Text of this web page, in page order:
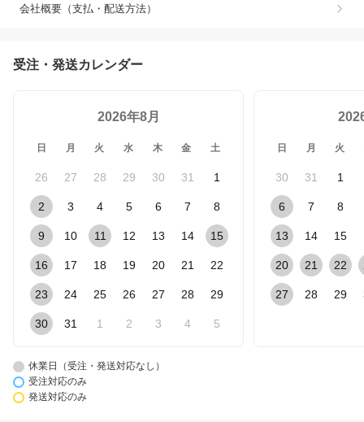
会社概要（支払・配送方法）
受注・発送カレンダー
2026年8月
日 月 火 水 木 金 土
26 27 28 29 30 31 1
2 3 4 5 6 7 8
9 10 11 12 13 14 15
16 17 18 19 20 21 22
23 24 25 26 27 28 29
30 31 1 2 3 4 5
日 月 火
30 31 1
6 7 8
13 14 15
20 21 22
27 28 29
休業日（受注・発送対応なし）
受注対応のみ
発送対応のみ